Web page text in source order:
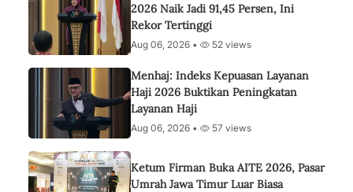
2026 Naik Jadi 91,45 Persen, Ini
Rekor Tertinggi
Aug 06, 2026 • 52 views
Menhaj: Indeks Kepuasan Layanan
Haji 2026 Buktikan Peningkatan
Layanan Haji
Aug 06, 2026 • 57 views
Ketum Firman Buka AITE 2026, Pasar
Umrah Jawa Timur Luar Biasa